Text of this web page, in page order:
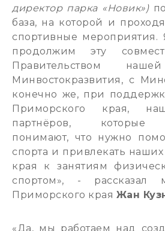
директор парка «Новик»)
база, на которой и
спортивные
продолжим эту
Правительством
Минвостокразвития, с
конечно же, при
Приморского края,
партнёров, которые
понимают, что нужно
спорта и привлекать
края к занятиям
спортом», - рассказал
Приморского края Жан
«Да, мы работаем над